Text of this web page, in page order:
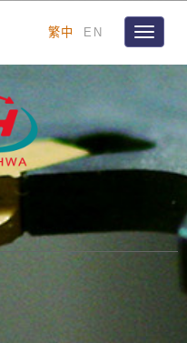
繁中 EN
Toggle